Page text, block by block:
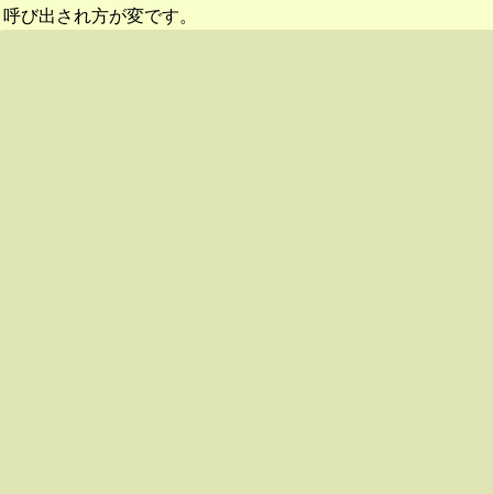
呼び出され方が変です。